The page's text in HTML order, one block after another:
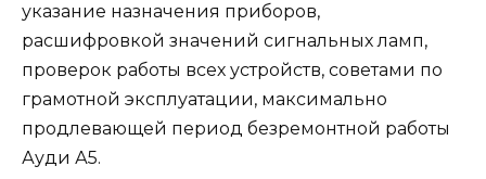
указание назначения приборов,
расшифровкой значений сигнальных ламп,
проверок работы всех устройств, советами по
грамотной эксплуатации, максимально
продлевающей период безремонтной работы
Ауди А5.